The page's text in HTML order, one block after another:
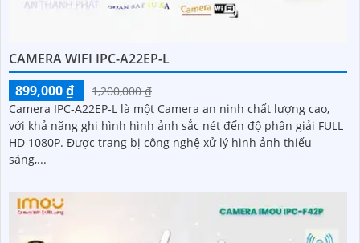
CAMERA WIFI IPC-A22EP-L
899,000 ₫
1,200,000 ₫
Camera IPC-A22EP-L là một Camera an ninh chất lượng cao,
với khả năng ghi hình hình ảnh sắc nét đến độ phân giải FULL
HD 1080P. Được trang bị công nghệ xử lý hình ảnh thiếu
sáng,...